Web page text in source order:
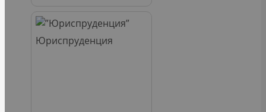
Юриспруденция